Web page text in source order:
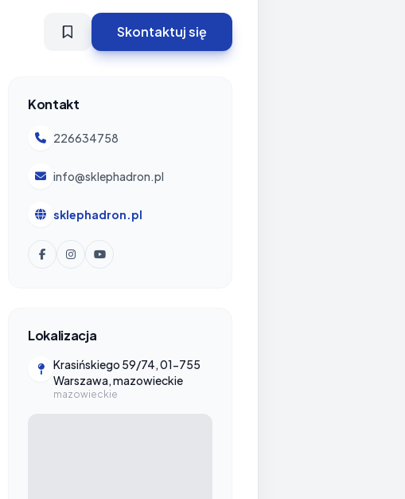
Skontaktuj się
Kontakt
226634758
info@sklephadron.pl
sklephadron.pl
Lokalizacja
Krasińskiego 59/74, 01-755
Warszawa, mazowieckie
mazowieckie